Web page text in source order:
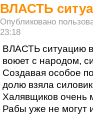
ВЛАСТЬ
Опубликовано
23:18
ВЛАСТЬ ситуацию в
воюет с народом,
Создавая особое
долю взяла
Халявщиков очень
Рабы уже не могут